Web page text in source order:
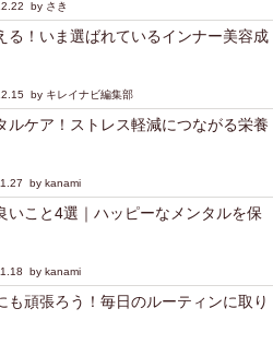
by さき
る！いま選ばれているインナー美容成
by キレイナビ編集部
ルケア！ストレス軽減につながる栄養
by kanami
いこと4選｜ハッピーなメンタルを保
by kanami
も頑張ろう！毎日のルーティンに取り